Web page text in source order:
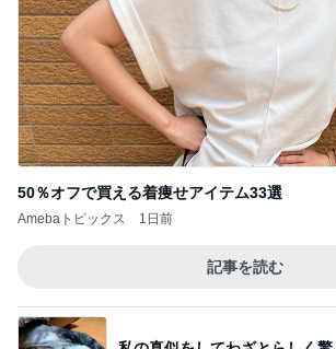
50％オフで買える着痩せアイテム33選
Amebaトピックス 1日前
記事を読む